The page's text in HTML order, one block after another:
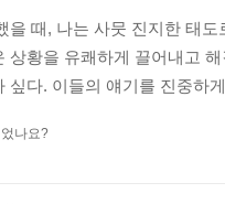
을 때, 나는 사뭇 진지한 태
상황을 유쾌하게 끌어내고
싶다. 이들의 얘기를 진중하
나요?